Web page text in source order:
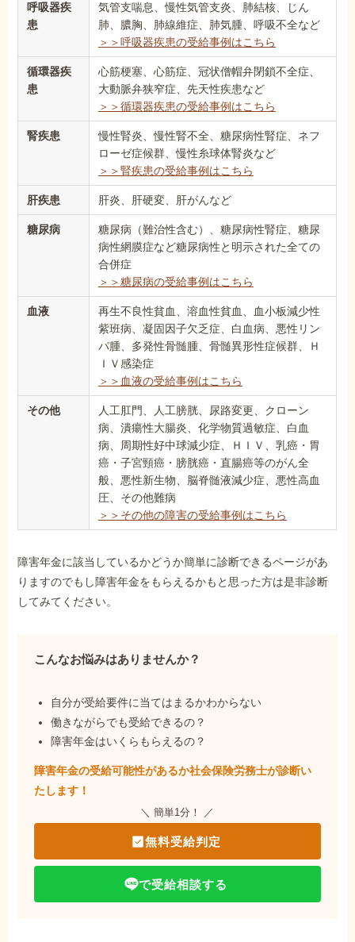
呼吸器疾
患
気管支喘息、慢性気管支炎、肺結核、じん
肺、膿胸、肺線維症、肺気腫、呼吸不全など
＞＞呼吸器疾患の受給事例はこちら
循環器疾
患
心筋梗塞、心筋症、冠状僧帽弁閉鎖不全症、
大動脈弁狭窄症、先天性疾患など
＞＞循環器疾患の受給事例はこちら
腎疾患
慢性腎炎、慢性腎不全、糖尿病性腎症、ネフ
ローゼ症候群、慢性糸球体腎炎など
＞＞腎疾患の受給事例はこちら
肝疾患 肝炎、肝硬変、肝がんなど
糖尿病
糖尿病（難治性含む）、糖尿病性腎症、糖尿
病性網膜症など糖尿病性と明示された全ての
合併症
＞＞糖尿病の受給事例はこちら
血液
再生不良性貧血、溶血性貧血、血小板減少性
紫班病、凝固因子欠乏症、白血病、悪性リン
パ腫、多発性骨髄腫、骨髄異形性症候群、Ｈ
ＩＶ感染症
＞＞血液の受給事例はこちら
その他
人工肛門、人工膀胱、尿路変更、クローン
病、潰瘍性大腸炎、化学物質過敏症、白血
病、周期性好中球減少症、ＨＩＶ、乳癌・胃
癌・子宮頸癌・膀胱癌・直腸癌等のがん全
般、悪性新生物、脳脊髄液減少症、悪性高血
圧、その他難病
＞＞その他の障害の受給事例はこちら
障害年金に該当しているかどうか簡単に診断できるページがあ
りますのでもし障害年金をもらえるかもと思った方は是非診断
してみてください。
こんなお悩みはありませんか？
自分が受給要件に当てはまるかわからない
働きながらでも受給できるの？
障害年金はいくらもらえるの？
障害年金の受給可能性があるか社会保険労務士が診断い
たします！
＼ 簡単1分！ ／
無料受給判定
で受給相談する